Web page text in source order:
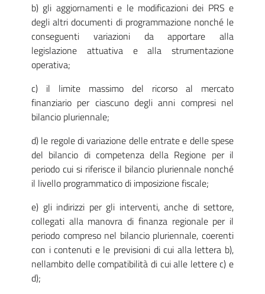
b) gli aggiornamenti e le modificazioni dei PRS e
degli altri documenti di programmazione nonché le
conseguenti variazioni da apportare alla
legislazione attuativa e alla strumentazione
operativa;
c) il limite massimo del ricorso al mercato
finanziario per ciascuno degli anni compresi nel
bilancio pluriennale;
d) le regole di variazione delle entrate e delle spese
del bilancio di competenza della Regione per il
periodo cui si riferisce il bilancio pluriennale nonché
il livello programmatico di imposizione fiscale;
e) gli indirizzi per gli interventi, anche di settore,
collegati alla manovra di finanza regionale per il
periodo compreso nel bilancio pluriennale, coerenti
con i contenuti e le previsioni di cui alla lettera b),
nellambito delle compatibilità di cui alle lettere c) e
d);